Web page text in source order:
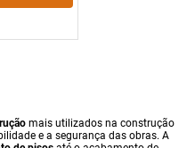
mais utilizados na construção
e a segurança das obras. A